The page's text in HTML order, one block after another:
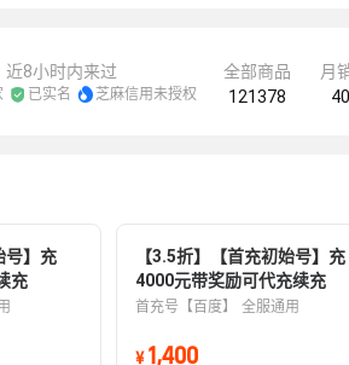
近8小时内来过
 已实名 芝麻信用未授权
全部商品
121378
月
号】充
充
【3.5折】【首充初始号】充
4000元带奖励可代充续充
首充号【百度】 全服通用
¥ 1,400